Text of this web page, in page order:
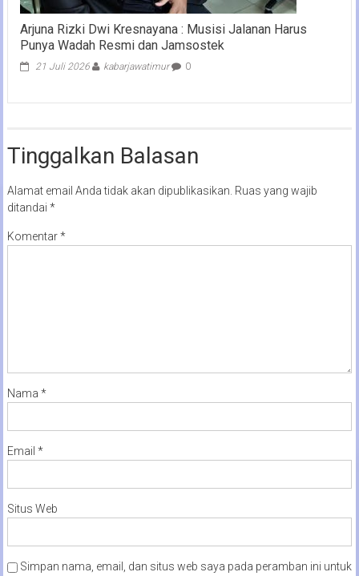
Arjuna Rizki Dwi Kresnayana : Musisi Jalanan Harus
Punya Wadah Resmi dan Jamsostek
21 Juli 2026 kabarjawatimur 0
Tinggalkan Balasan
Alamat email Anda tidak akan dipublikasikan. Ruas yang wajib
ditandai *
Komentar*
Nama *
Email *
Situs Web
Simpan nama, email, dan situs web saya pada peramban ini untuk